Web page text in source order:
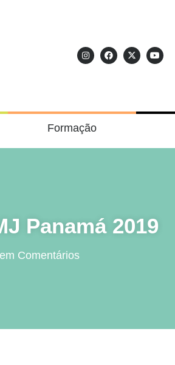
Formação
Panamá 2019
Comentários